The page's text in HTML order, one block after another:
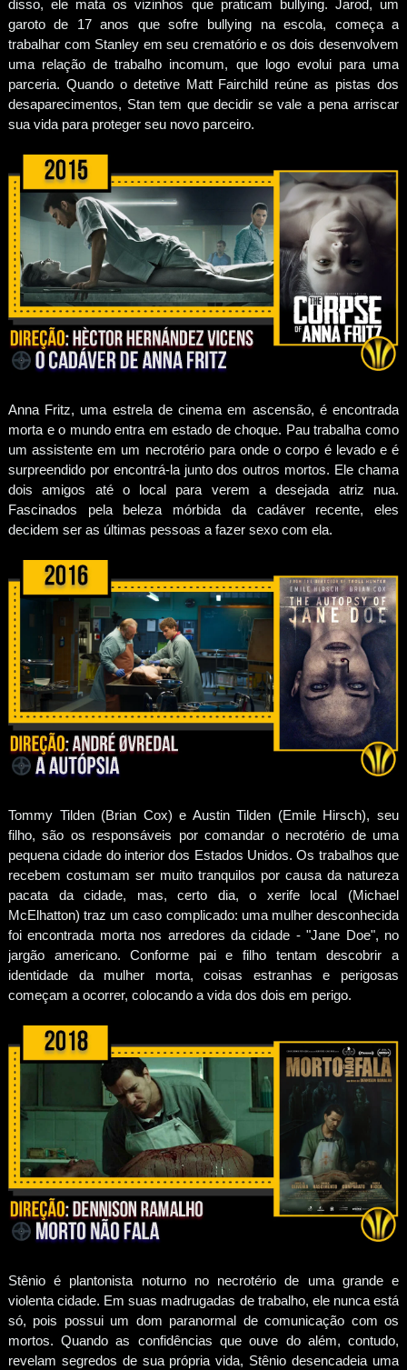
disso, ele mata os vizinhos que praticam bullying. Jarod, um
garoto de 17 anos que sofre bullying na escola, começa a
trabalhar com Stanley em seu crematório e os dois desenvolvem
uma relação de trabalho incomum, que logo evolui para uma
parceria. Quando o detetive Matt Fairchild reúne as pistas dos
desaparecimentos, Stan tem que decidir se vale a pena arriscar
sua vida para proteger seu novo parceiro.
Anna Fritz, uma estrela de cinema em ascensão, é encontrada
morta e o mundo entra em estado de choque. Pau trabalha como
um assistente em um necrotério para onde o corpo é levado e é
surpreendido por encontrá-la junto dos outros mortos. Ele chama
dois amigos até o local para verem a desejada atriz nua.
Fascinados pela beleza mórbida da cadáver recente, eles
decidem ser as últimas pessoas a fazer sexo com ela.
Tommy Tilden (Brian Cox) e Austin Tilden (Emile Hirsch), seu
filho, são os responsáveis por comandar o necrotério de uma
pequena cidade do interior dos Estados Unidos. Os trabalhos que
recebem costumam ser muito tranquilos por causa da natureza
pacata da cidade, mas, certo dia, o xerife local (Michael
McElhatton) traz um caso complicado: uma mulher desconhecida
foi encontrada morta nos arredores da cidade - "Jane Doe", no
jargão americano. Conforme pai e filho tentam descobrir a
identidade da mulher morta, coisas estranhas e perigosas
começam a ocorrer, colocando a vida dos dois em perigo.
Stênio é plantonista noturno no necrotério de uma grande e
violenta cidade. Em suas madrugadas de trabalho, ele nunca está
só, pois possui um dom paranormal de comunicação com os
mortos. Quando as confidências que ouve do além, contudo,
revelam segredos de sua própria vida, Stênio desencadeia uma